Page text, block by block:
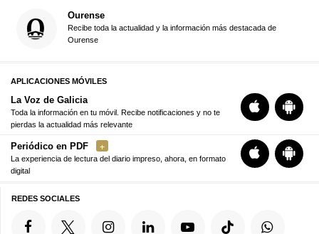
Ourense
Recibe toda la actualidad y la información más destacada de
Ourense
APLICACIONES MÓVILES
La Voz de Galicia
Toda la información en tu móvil. Recibe notificaciones y no te
pierdas la actualidad más relevante
Periódico en PDF
La experiencia de lectura del diario impreso, ahora, en formato
digital
REDES SOCIALES